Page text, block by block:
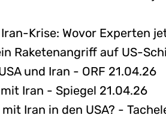
Krise: Wovor Experten
Raketenangriff auf US-
und Iran - ORF 21.04.26
Iran - Spiegel 21.04.26
Iran in den USA? -